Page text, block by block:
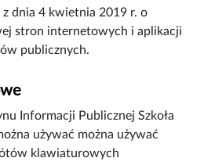
dnia 4 kwietnia 2019 r. o
stron internetowych i aplikacji
publicznych.
Informacji Publicznej Szkoła
używać można używać
klawiaturowych